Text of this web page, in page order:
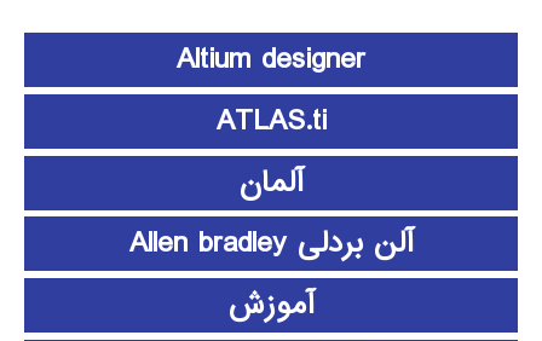
Altium designer
ATLAS.ti
آلمان
آلن بردلی Allen bradley
آموزش